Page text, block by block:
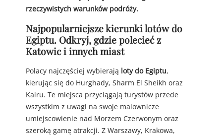
rzeczywistych warunków podróży.
Najpopularniejsze kierunki lotów do
Egiptu. Odkryj, gdzie polecieć z
Katowic i innych miast
Polacy najczęściej wybierają loty do Egiptu,
kierując się do Hurghady, Sharm El Sheikh oraz
Kairu. Te miejsca przyciągają turystów przede
wszystkim z uwagi na swoje malownicze
umiejscowienie nad Morzem Czerwonym oraz
szeroką gamę atrakcji. Z Warszawy, Krakowa,